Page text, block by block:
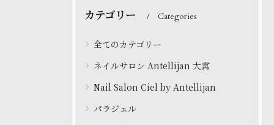
カテゴリー Categories
全てのカテゴリー
ネイルサロン Antellijan 大宮
Nail Salon Ciel by Antellijan
パラジェル